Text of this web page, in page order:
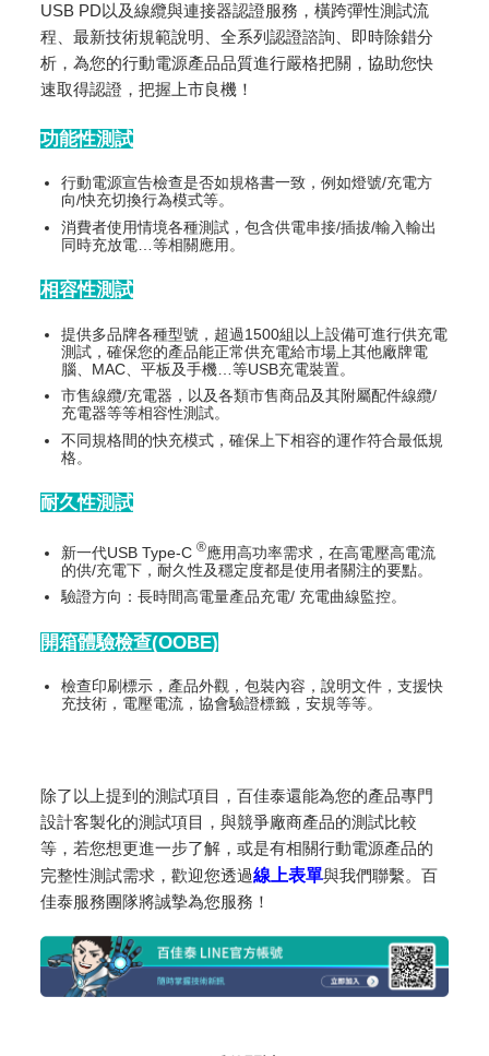
USB PD以及線纜與連接器認證服務，橫跨彈性測試流
程、最新技術規範說明、全系列認證諮詢、即時除錯分
析，為您的行動電源產品品質進行嚴格把關，協助您快
速取得認證，把握上市良機！
功能性測試
行動電源宣告檢查是否如規格書一致，例如燈號/充電方
向/快充切換行為模式等。
消費者使用情境各種測試，包含供電串接/插拔/輸入輸出
同時充放電…等相關應用。
相容性測試
提供多品牌各種型號，超過1500組以上設備可進行供充電
測試，確保您的產品能正常供充電給市場上其他廠牌電
腦、MAC、平板及手機…等USB充電裝置。
市售線纜/充電器，以及各類市售商品及其附屬配件線纜/
充電器等等相容性測試。
不同規格間的快充模式，確保上下相容的運作符合最低規
格。
耐久性測試
新一代USB Type-C ®應用高功率需求，在高電壓高電流
的供/充電下，耐久性及穩定度都是使用者關注的要點。
驗證方向：長時間高電量產品充電/ 充電曲線監控。
開箱體驗檢查(OOBE)
檢查印刷標示，產品外觀，包裝內容，說明文件，支援快
充技術，電壓電流，協會驗證標籤，安規等等。
除了以上提到的測試項目，百佳泰還能為您的產品專門
設計客製化的測試項目，與競爭廠商產品的測試比較
等，若您想更進一步了解，或是有相關行動電源產品的
完整性測試需求，歡迎您透過線上表單與我們聯繫。百
佳泰服務團隊將誠摯為您服務！